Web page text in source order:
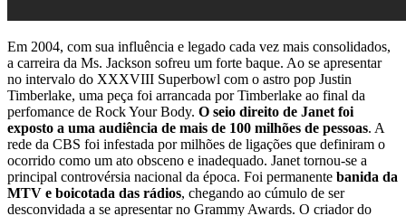
Em 2004, com sua influência e legado cada vez mais consolidados,
a carreira da Ms. Jackson sofreu um forte baque. Ao se apresentar
no intervalo do XXXVIII Superbowl com o astro pop Justin
Timberlake, uma peça foi arrancada por Timberlake ao final da
perfomance de Rock Your Body. O seio direito de Janet foi
exposto a uma audiência de mais de 100 milhões de pessoas. A
rede da CBS foi infestada por milhões de ligações que definiram o
ocorrido como um ato obsceno e inadequado. Janet tornou-se a
principal controvérsia nacional da época. Foi permanente banida da
MTV e boicotada das rádios, chegando ao cúmulo de ser
desconvidada a se apresentar no Grammy Awards. O criador do